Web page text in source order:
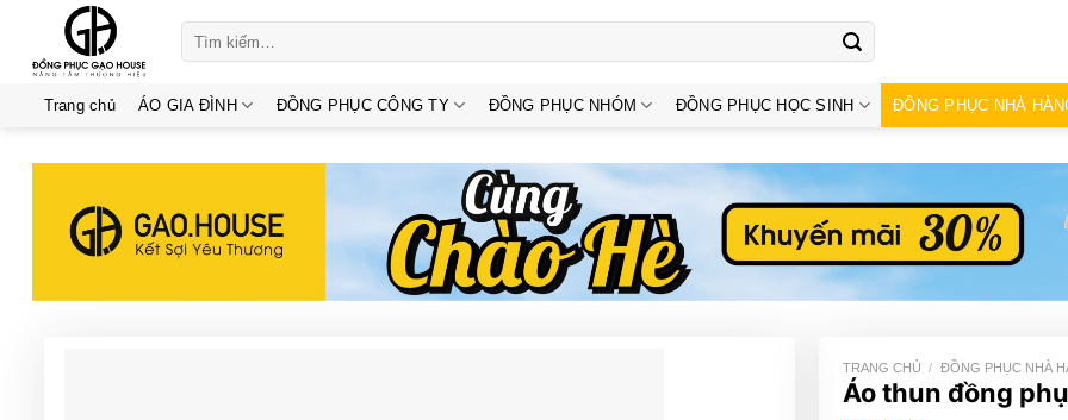
content
Trang chủ ÁO GIA ĐÌNH ĐỒNG PHỤC CÔNG TY ĐỒNG PHỤC NHÓM ĐỒNG PHỤC HỌC SINH ĐỒNG PHỤC NHÀ
TRANG CHỦ / ĐỒNG PHỤC NHÀ
Áo thun đồng